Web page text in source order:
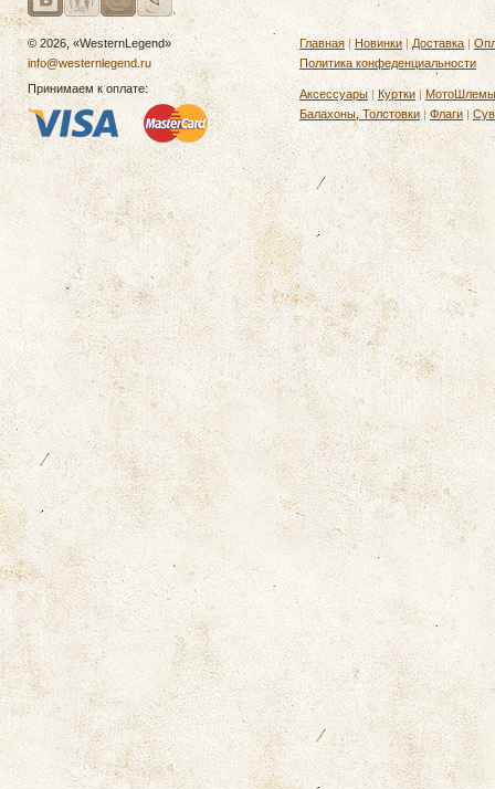
© 2026, «WesternLegend»
info@westernlegend.ru
Принимаем к оплате:
Главная | Новинки | Доставка |
Политика конфеденциальности
Аксессуары | Куртки | МотоШлемы
Балахоны, Толстовки |Флаги |